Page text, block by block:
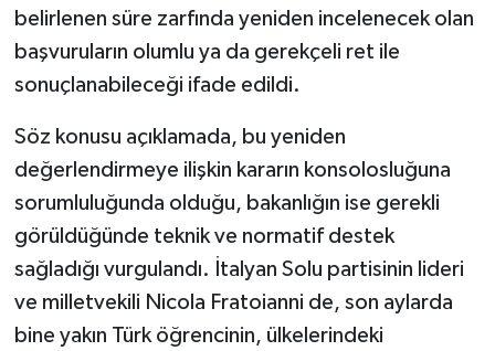
belirlenen süre zarfında yeniden incelenecek olan
başvuruların olumlu ya da gerekçeli ret ile
sonuçlanabileceği ifade edildi.
Söz konusu açıklamada, bu yeniden
değerlendirmeye ilişkin kararın konsolosluğuna
sorumluluğunda olduğu, bakanlığın ise gerekli
görüldüğünde teknik ve normatif destek
sağladığı vurgulandı. İtalyan Solu partisinin lideri
ve milletvekili Nicola Fratoianni de, son aylarda
bine yakın Türk öğrencinin, ülkelerindeki